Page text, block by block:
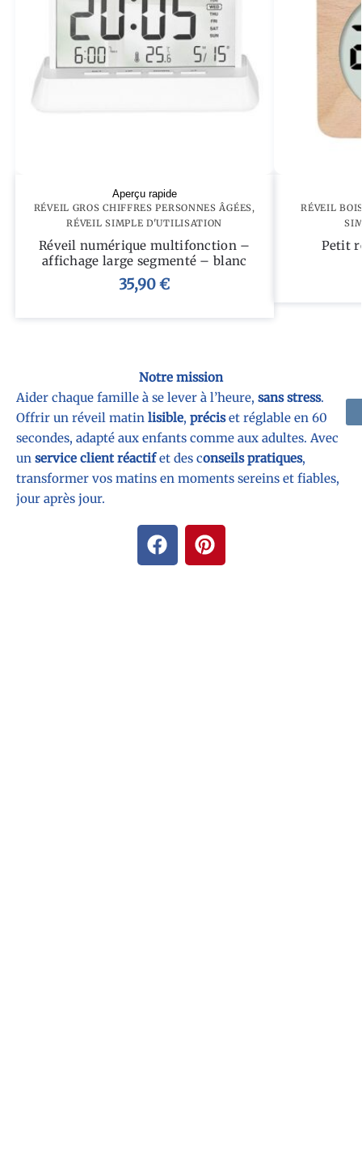
Aperçu rapide
RÉVEIL GROS CHIFFRES PERSONNES ÂGÉES,
RÉVEIL SIMPLE D'UTILISATION
Réveil numérique multifonction –
affichage large segmenté – blanc
35,90€
RÉVEIL
Petit
Notre mission
Aider chaque famille à se lever à l’heure, sans stress.
Offrir un réveil matin lisible, préciset réglable en 60
secondes, adapté aux enfants comme aux adultes. Avec
un service client réactifet des conseils pratiques,
transformer vos matins en moments sereins et fiables,
jour après jour.